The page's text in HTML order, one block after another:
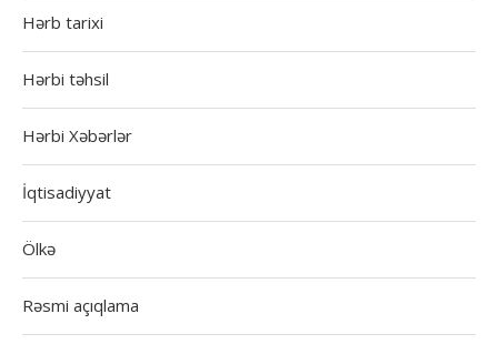
Hərb tarixi
Hərbi təhsil
Hərbi Xəbərlər
İqtisadiyyat
Ölkə
Rəsmi açıqlama